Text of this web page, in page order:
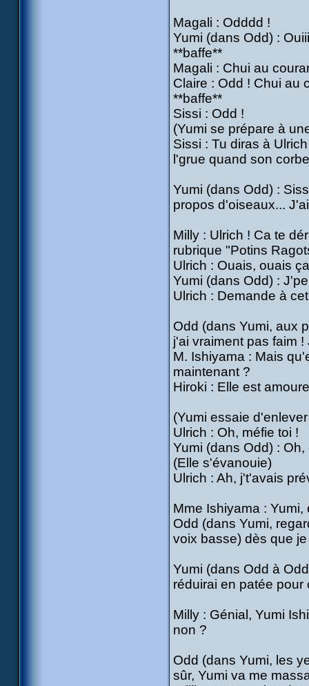
Magali : Odddd !
Yumi (dans Odd) :
**baffe**
Magali : Chui au
Claire : Odd ! Chui au
**baffe**
Sissi : Odd !
(Yumi se prépare à
Sissi : Tu diras à
l'grue quand son
Yumi (dans Odd) :
propos d'oiseaux...
Milly : Ulrich ! Ca te
rubrique "Potins
Ulrich : Ouais, ouais
Yumi (dans Odd) :
Ulrich : Demande à
Odd (dans Yumi, aux
j'ai vraiment pas faim
M. Ishiyama : Mais
maintenant ?
Hiroki : Elle est
(Yumi essaie
Ulrich : Oh, méfie toi !
Yumi (dans Odd) :
(Elle s'évanouie)
Ulrich : Ah, j't'avais
Mme Ishiyama :
Odd (dans Yumi,
voix basse) dès que
Yumi (dans Odd à
réduirai en patée pour
Milly : Génial, Yumi
non ?
Odd (dans Yumi, les
sûr, Yumi va me